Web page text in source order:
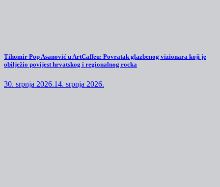
Tihomir Pop Asanović u ArtCaffeu: Povratak glazbenog vizionara koji je
obilježio povijest hrvatskog i regionalnog rocka
30. srpnja 2026.14. srpnja 2026.